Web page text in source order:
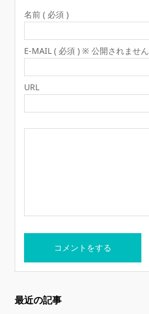
名前 ( 必須 )
E-MAIL ( 必須 ) ※ 公開されません
URL
最近の記事